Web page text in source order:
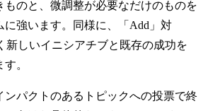
ものと、微調整が必要なだけのものを
に強います。同様に、「Add」対
新しいイニシアチブと既存の成功を
。
ンパクトのあるトピックへの投票で終